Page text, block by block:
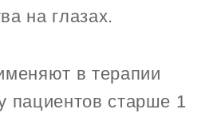
на глазах.
в терапии
пациентов старше 1